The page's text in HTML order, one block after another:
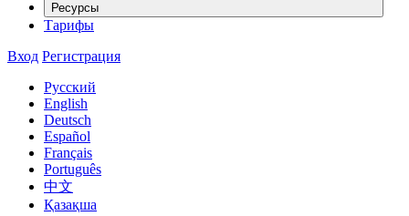
Ресурсы
Тарифы
Вход Регистрация
Русский
English
Deutsch
Español
Français
Português
中文
Қазақша